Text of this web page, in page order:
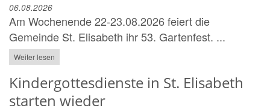
06.08.2026
Am Wochenende 22-23.08.2026 feiert die
Gemeinde St. Elisabeth ihr 53. Gartenfest. ...
Weiter lesen
Kindergottesdienste in St. Elisabeth
starten wieder